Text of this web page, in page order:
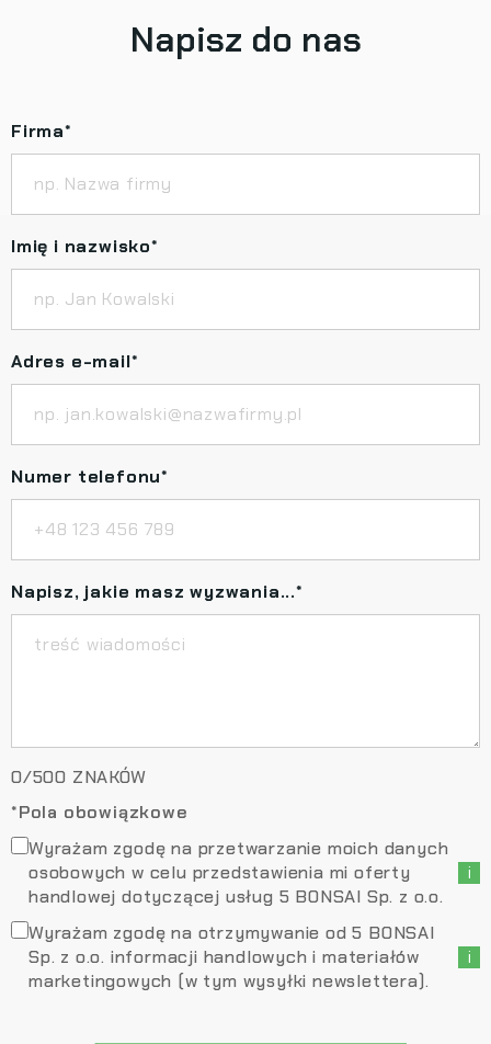
Napisz do nas
Firma*
Imię i nazwisko*
Adres e-mail*
Numer telefonu*
Napisz, jakie masz wyzwania...*
*Pola obowiązkowe
0/500 ZNAKÓW
Wyrażam zgodę na przetwarzanie moich danych
osobowych w celu przedstawienia mi oferty
handlowej dotyczącej usług 5 BONSAI Sp. z o.o.
i
Wyrażam zgodę na otrzymywanie od 5 BONSAI
Sp. z o.o. informacji handlowych i materiałów
marketingowych (w tym wysyłki newslettera).
i